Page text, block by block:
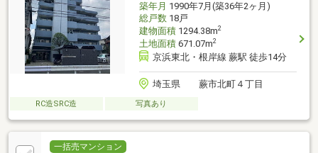
築年月 1990年7月(築36年2ヶ月)
総戸数18戸
建物面積1294.38m2
土地面積671.07m2
京浜東北・根岸線 蕨駅 徒歩14分
埼玉県 蕨市北町４丁目
RC造SRC造 写真あり
一括売マンション